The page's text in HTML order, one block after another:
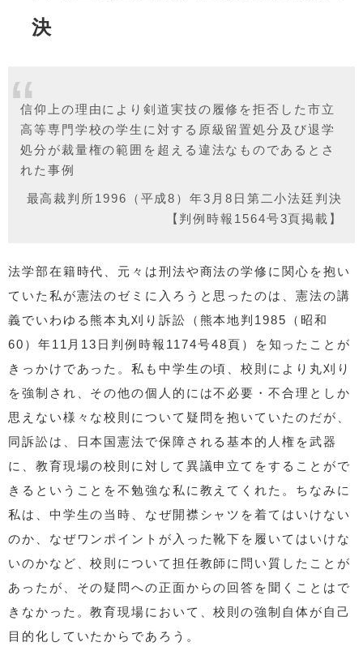
決
信仰上の理由により剣道実技の履修を拒否した市立
高等専門学校の学生に対する原級留置処分及び退学
処分が裁量権の範囲を超える違法なものであるとさ
れた事例
最高裁判所1996（平成8）年3月8日第二小法廷判決
【判例時報1564号3頁掲載】
法学部在籍時代、元々は刑法や商法の学修に関心を抱い
ていた私が憲法のゼミに入ろうと思ったのは、憲法の講
義でいわゆる熊本丸刈り訴訟（熊本地判1985（昭和
60）年11月13日判例時報1174号48頁）を知ったことが
きっかけであった。私も中学生の頃、校則により丸刈り
を強制され、その他の個人的には不必要・不合理としか
思えない様々な校則について疑問を抱いていたのだが、
同訴訟は、日本国憲法で保障される基本的人権を武器
に、教育現場の校則に対して異議申立てをすることがで
きるということを不勉強な私に教えてくれた。ちなみに
私は、中学生の当時、なぜ開襟シャツを着てはいけない
のか、なぜワンポイントが入った靴下を履いてはいけな
いのかなど、校則について担任教師に問い質したことが
あったが、その疑問への正面からの回答を聞くことはで
きなかった。教育現場において、校則の強制自体が自己
目的化していたからであろう。